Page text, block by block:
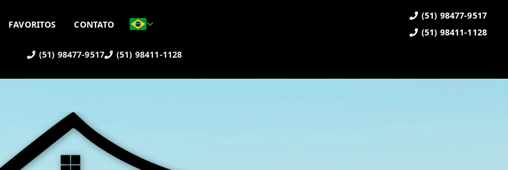
(51) 98477-9517 (51) 98411-1128
FAVORITOS CONTATO
(51) 98477-9517
(51) 98411-1128